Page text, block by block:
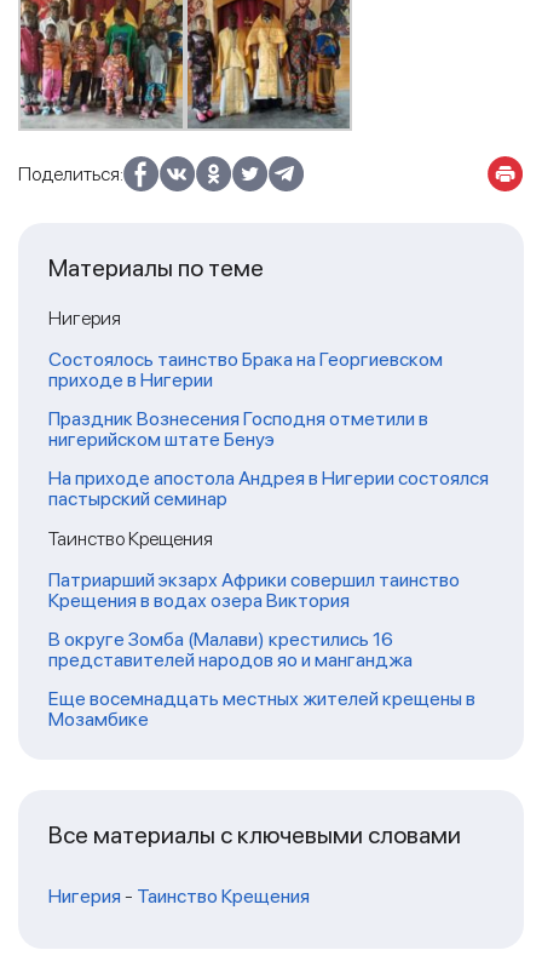
Поделиться:
Материалы по теме
Нигерия
Состоялось таинство Брака на Георгиевском
приходе в Нигерии
Праздник Вознесения Господня отметили в
нигерийском штате Бенуэ
На приходе апостола Андрея в Нигерии состоялся
пастырский семинар
Таинство Крещения
Патриарший экзарх Африки совершил таинство
Крещения в водах озера Виктория
В округе Зомба (Малави) крестились 16
представителей народов яо и манганджа
Еще восемнадцать местных жителей крещены в
Мозамбике
Все материалы с ключевыми словами
Нигерия - Таинство Крещения